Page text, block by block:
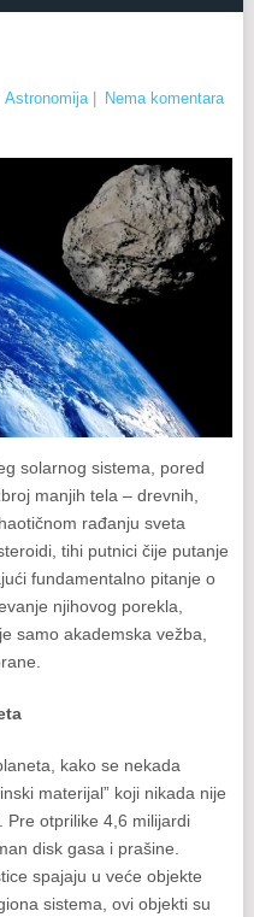
Astronomija| Nema komentara
solarnog sistema, pored
manjih tela – drevnih,
rađanju sveta
tihi putnici čije putanje
fundamentalno pitanje o
njihovog porekla,
samo akademska vežba,
kako se nekada
materijal” koji nikada nije
Pre otprilike 4,6 milijardi
disk gasa i prašine.
spajaju u veće objekte
sistema, ovi objekti su